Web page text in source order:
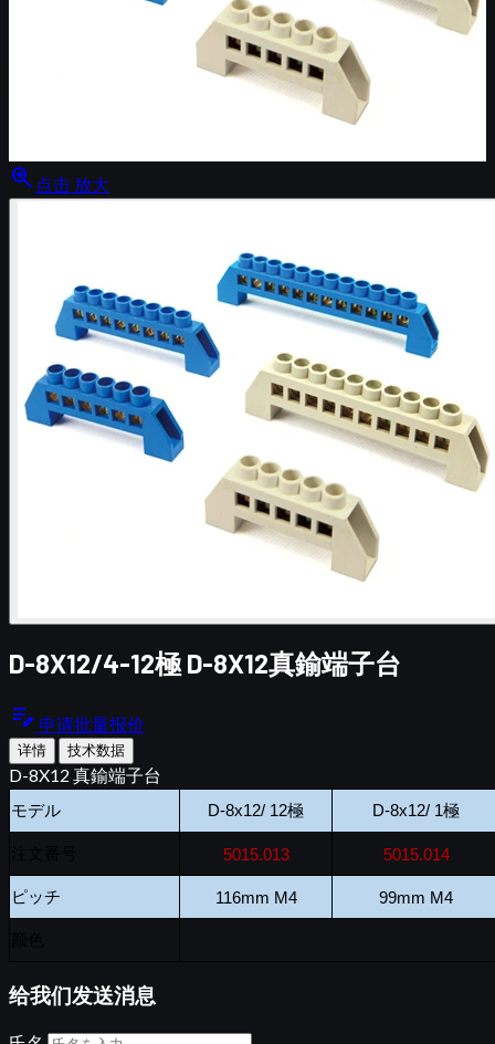
zoom_in 点击 放大
D-8X12/4-12極 D-8X12真鍮端子台
edit_note 申请批量报价
详情 技术数据
D-8X12 真鍮端子台
モデル D-8x12/ 12極 D-8x12/ 1極
5015.013 5015.014
ピッチ 116mm M4 99mm M4
给我们发送消息